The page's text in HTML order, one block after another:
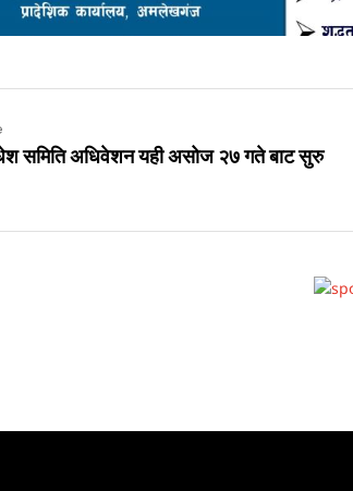
समिति अधिवेशन यही असोज २७ गते बाट सुरु